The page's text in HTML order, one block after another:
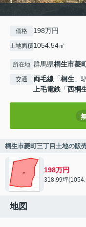
価格 198万円
土地面積1054.54㎡
所在地 群馬県桐生市菱
交通 両毛線 「桐生 」
上毛電鉄 「西桐
桐生市菱町三丁目土地の販
198万円
318.99坪
地図